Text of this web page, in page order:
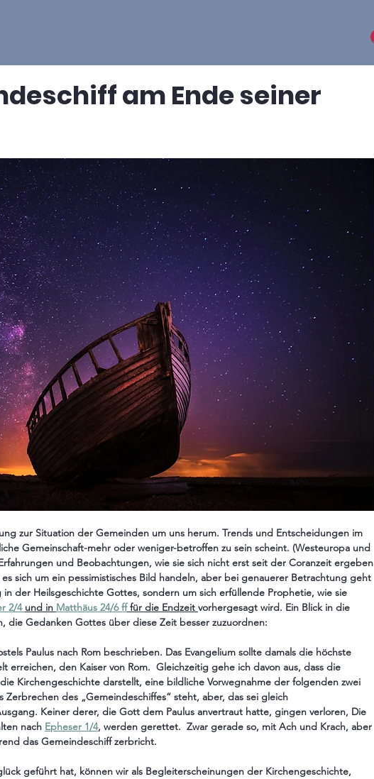
am Ende seiner
zur Situation der Gemeinden um uns herum. Trends und Entscheidungen im
Gemeinschaft-mehr oder weniger-betroffen zu sein scheint. (Westeuropa und
und Beobachtungen, wie sie sich nicht erst seit der Coranzeit ergeben
sich um ein pessimistisches Bild handeln, aber bei genauerer Betrachtung geht
der Heilsgeschichte Gottes, sondern um sich erfüllende Prophetie, wie sie
2/4 und in Matthäus 24/6 ff für die Endzeit vorhergesagt wird. Ein Blick in die
die Gedanken Gottes über diese Zeit besser zuzuordnen:
Paulus nach Rom beschrieben. Das Evangelium sollte damals die höchste
erreichen, den Kaiser von Rom.  Gleichzeitig gehe ich davon aus, dass die
die Kirchengeschichte darstellt, eine bildliche Vorwegnahme der folgenden zwei
Zerbrechen des „Gemeindeschiffes“ steht, aber, das sei gleich
Keiner derer, die Gott dem Paulus anvertraut hatte, gingen verloren, Die
nach Epheser 1/4, werden gerettet.  Zwar gerade so, mit Ach und Krach, aber
das Gemeindeschiff zerbricht.
geführt hat, können wir als Begleiterscheinungen der Kirchengeschichte,